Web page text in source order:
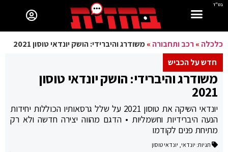
בס"ד
כלכלה »רכב ותחבורה »משודרג והיברידי: הושק יונדאי טוסון 2021
חדש על הכביש
משודרג והיברידי: הושק יונדאי טוסון
2021
יונדאי השיקה את טוסון 2021 על שלל גרסאותיו הכוללות יחידות
הנעה היברידיות וחשמליות • הדגם מהווה יצירה חדשה ולא רק
מתיחת פנים לקודמו
תגיות: יונדאי, יונדאי טוסון